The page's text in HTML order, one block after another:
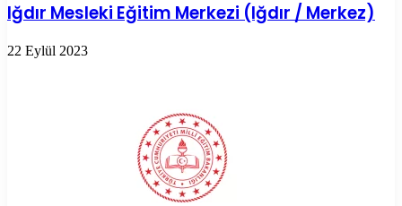
Iğdır Mesleki Eğitim Merkezi (Iğdır / Merkez)
22 Eylül 2023